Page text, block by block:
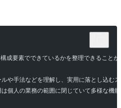
成要素でできているかを整理できること
や手法などを理解し、実用に落とし込む
個人の業務の範囲に閉じていて多様な機